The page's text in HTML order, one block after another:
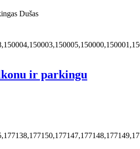
Dušas
ir parkingu